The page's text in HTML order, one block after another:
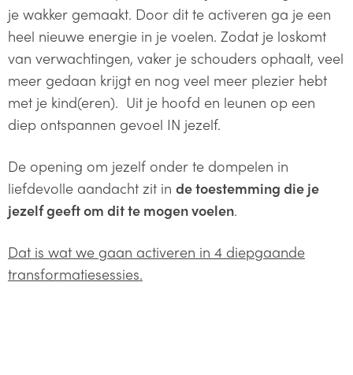
je wakker gemaakt. Door dit te activeren ga je een
heel nieuwe energie in je voelen. Zodat je loskomt
van verwachtingen, vaker je schouders ophaalt, veel
meer gedaan krijgt en nog veel meer plezier hebt
met je kind(eren). Uit je hoofd en leunen op een
diep ontspannen gevoel IN jezelf.
De opening om jezelf onder te dompelen in
liefdevolle aandacht zit in de toestemming die je
jezelf geeft om dit te mogen voelen.
Dat is wat we gaan activeren in 4 diepgaande
transformatiesessies.